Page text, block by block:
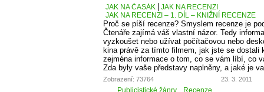
JAK NA ČASÁK
JAK NA RECENZI
JAK NA RECENZI – 1. DÍL – KNIŽNÍ RECENZE
Proč se píší recenze? Smyslem recenze je
Čtenáře zajímá váš vlastní názor. Tedy
vyzkoušet nebo užívat počítačovou nebo
kina právě za tímto filmem, jak jste se dostali
zejména informace o tom, co se vám líbí, co
Zda byly vaše představy naplněny, a jaké je
Zobrazení: 73764 23. 3. 2011
Publicistické žánry Recenze